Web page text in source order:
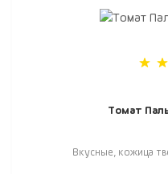
Томат
Вкусные, кожица